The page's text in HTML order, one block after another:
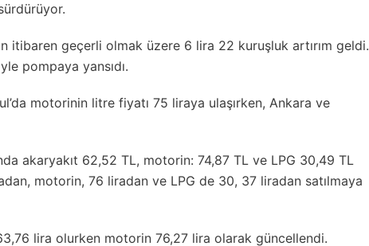
itibaren geçerli olmak üzere 6 lira 22 kuruşluk artırım geldi.
pompaya yansıdı.
motorinin litre fiyatı 75 liraya ulaşırken, Ankara ve
akaryakıt 62,52 TL, motorin: 74,87 TL ve LPG 30,49 TL
motorin, 76 liradan ve LPG de 30, 37 liradan satılmaya
lira olurken motorin 76,27 lira olarak güncellendi.